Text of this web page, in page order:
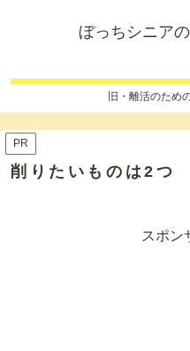
ぼっちシニア
旧・離活のため
PR
削りたいものは2つ
スポン